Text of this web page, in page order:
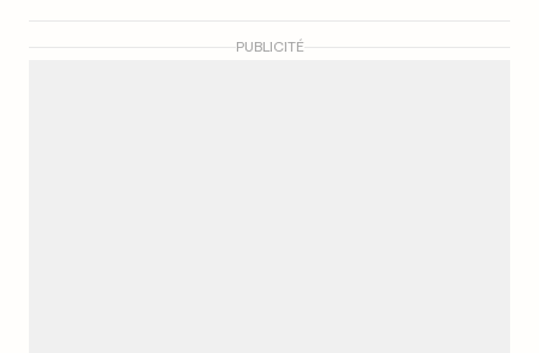
PUBLICITÉ